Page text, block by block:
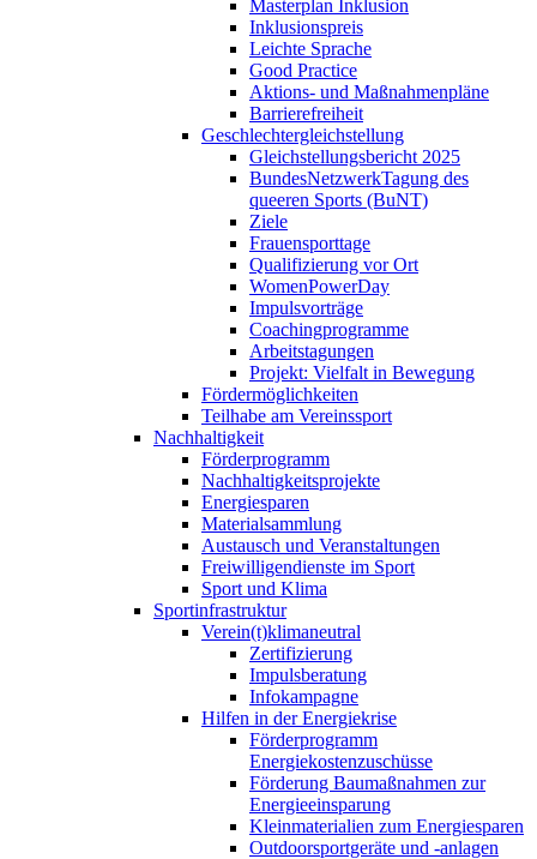
Masterplan Inklusion
Inklusionspreis
Leichte Sprache
Good Practice
Aktions- und Maßnahmenpläne
Barrierefreiheit
Geschlechtergleichstellung
Gleichstellungsbericht 2025
BundesNetzwerkTagung des
queeren Sports (BuNT)
Ziele
Frauensporttage
Qualifizierung vor Ort
WomenPowerDay
Impulsvorträge
Coachingprogramme
Arbeitstagungen
Projekt: Vielfalt in Bewegung
Fördermöglichkeiten
Teilhabe am Vereinssport
Nachhaltigkeit
Förderprogramm
Nachhaltigkeitsprojekte
Energiesparen
Materialsammlung
Austausch und Veranstaltungen
Freiwilligendienste im Sport
Sport und Klima
Sportinfrastruktur
Verein(t)klimaneutral
Zertifizierung
Impulsberatung
Infokampagne
Hilfen in der Energiekrise
Förderprogramm
Energiekostenzuschüsse
Förderung Baumaßnahmen zur
Energieeinsparung
Kleinmaterialien zum Energiesparen
Outdoorsportgeräte und -anlagen